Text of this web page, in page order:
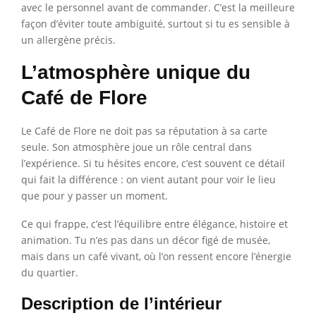
avec le personnel avant de commander. C’est la meilleure
façon d’éviter toute ambiguïté, surtout si tu es sensible à
un allergène précis.
L’atmosphère unique du
Café de Flore
Le Café de Flore ne doit pas sa réputation à sa carte
seule. Son atmosphère joue un rôle central dans
l’expérience. Si tu hésites encore, c’est souvent ce détail
qui fait la différence : on vient autant pour voir le lieu
que pour y passer un moment.
Ce qui frappe, c’est l’équilibre entre élégance, histoire et
animation. Tu n’es pas dans un décor figé de musée,
mais dans un café vivant, où l’on ressent encore l’énergie
du quartier.
Description de l’intérieur